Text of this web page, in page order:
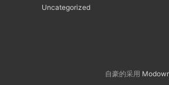
Uncategorized
自豪的采用